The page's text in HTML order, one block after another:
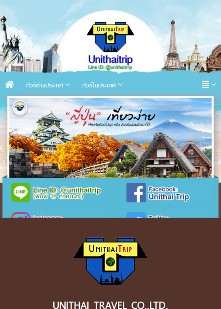
ทัวร์ต่างประเทศ ทัวร์ในประเทศ
UNITHAI TRAVEL CO.,LTD.